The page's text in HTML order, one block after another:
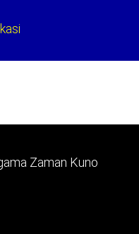
Zaman Kuno